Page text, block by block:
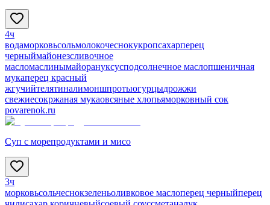
4ч
водаморковьсольмолокочеснокукропсахарперец
черныймайонезсливочное
масломаслинымайорануксусподсолнечное маслопшеничная
мукаперец красный
жгучийтелятиналимоншпротыогурцыдрожжи
свежиесокржаная мукаовсяные хлопьяморковный сок
povarenok.ru
Суп с морепродуктами и мисо
3ч
морковьсольчеснокзеленьоливковое маслоперец черныйперец